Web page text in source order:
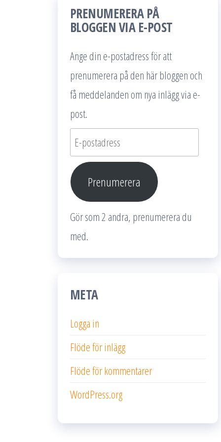
PRENUMERERA PÅ
BLOGGEN VIA E-POST
Ange din e-postadress för att
prenumerera på den här bloggen och
få meddelanden om nya inlägg via e-
post.
E-
postadress
Prenumerera
Gör som 2 andra, prenumerera du
med.
META
Logga in
Flöde för inlägg
Flöde för kommentarer
WordPress.org